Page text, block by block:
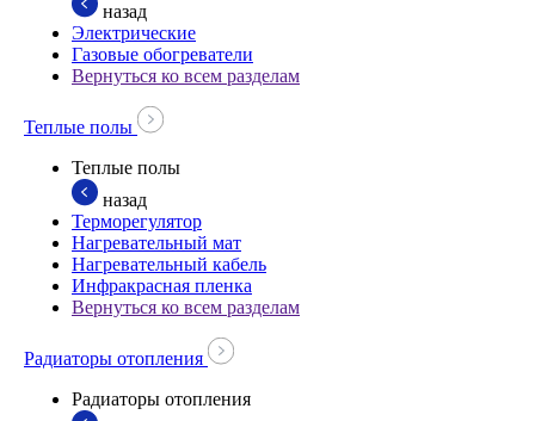
назад
Электрические
Газовые обогреватели
Вернуться ко всем разделам
Теплые полы
Теплые полы
назад
Терморегулятор
Нагревательный мат
Нагревательный кабель
Инфракрасная пленка
Вернуться ко всем разделам
Радиаторы отопления
Радиаторы отопления